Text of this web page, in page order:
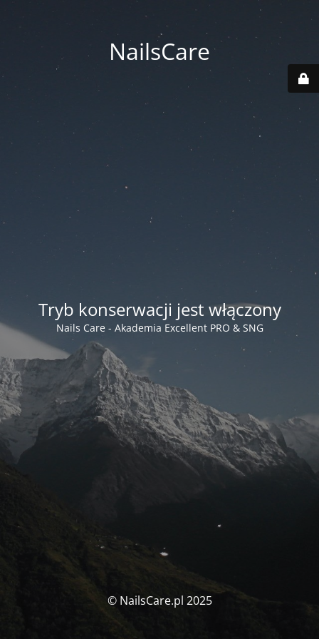
NailsCare
Tryb konserwacji jest włączony
Nails Care - Akademia Excellent PRO & SNG
© NailsCare.pl 2025